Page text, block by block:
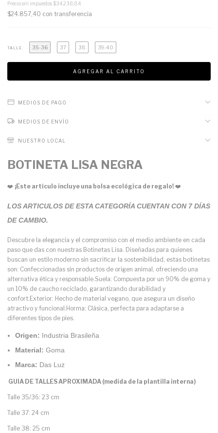
Precio sin impuestos $34.238,84
$24.857,40 con transferencia
TALLE 35-36 37 38 39-40
MEDIOS DE PAGO
MEDIOS DE ENVÍO
NUESTRO LOCAL
BOTINETA LISA NEGRA
❤️ ¡Este artículo incluye una bolsa ecológica de regalo! ❤️
LOS ARTICULOS DE ESTA CATEGORÍA CUENTAN CON 7 DÍAS
DE CAMBIO.
Descubre la elegancia y el compromiso con el medio ambiente en cada
paso que das con nuestras Botinetas Lisa. Diseñadas para quienes
buscan un estilo moderno sin sacrificar la sostenibilidad, estas botinetas
son: Confeccionadas sin productos de origen animal, ofreciendo una
alternativa ética y responsable.Suela: Compuesta por un 90% de goma y
un 10% de caucho reciclado, garantizando durabilidad y
confort.Exterior: Hecho de material vegano, que asegura un diseño
atractivo y funcional.Horma: Clásica, perfecta para adaptarse a
diferentes tipos de pies.
Origen: Industria Brasileña
Material: Goma
Marca: Das Luz
GUIA DE TALLES APROXIMADA (medida de la plantilla interna)
Talle 35/36: 23 cm
Talle 37: 24 cm
Talle 38: 25 cm